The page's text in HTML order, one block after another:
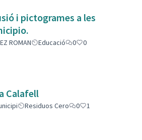
i pictogrames a les
ROMAN Educació 0
0
Calafell
Residuos Cero 0
1